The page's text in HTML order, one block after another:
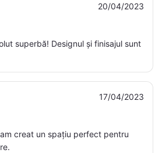
20/04/2023
superbă! Designul și finisajul sunt
17/04/2023
creat un spațiu perfect pentru